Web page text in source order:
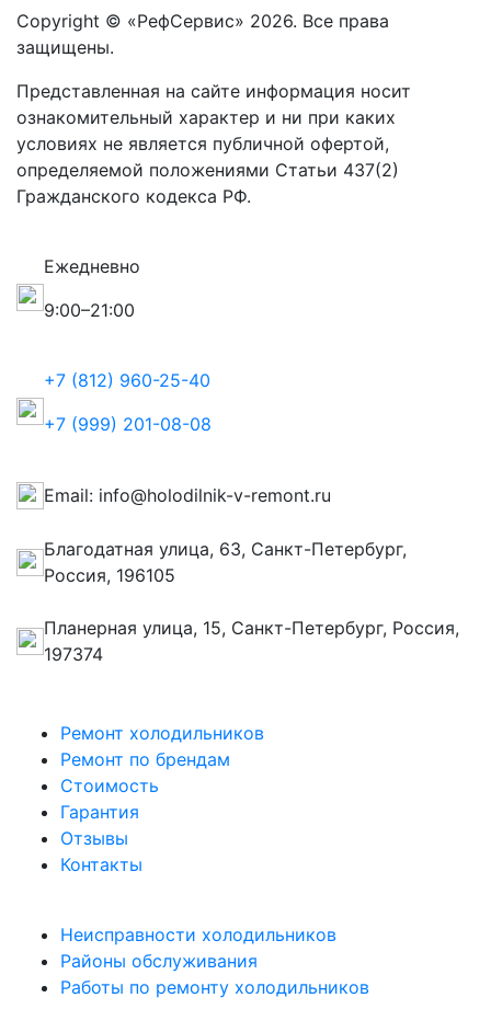
Copyright © «РефСервис» 2026. Все права
защищены.
Представленная на сайте информация носит
ознакомительный характер и ни при каких
условиях не является публичной офертой,
определяемой положениями Статьи 437(2)
Гражданского кодекса РФ.
Ежедневно
9:00–21:00
+7 (812) 960-25-40
+7 (999) 201-08-08
Email: info@holodilnik-v-remont.ru
Благодатная улица, 63, Санкт-Петербург,
Россия, 196105
Планерная улица, 15, Санкт-Петербург, Россия,
197374
Ремонт холодильников
Ремонт по брендам
Стоимость
Гарантия
Отзывы
Контакты
Неисправности холодильников
Районы обслуживания
Работы по ремонту холодильников